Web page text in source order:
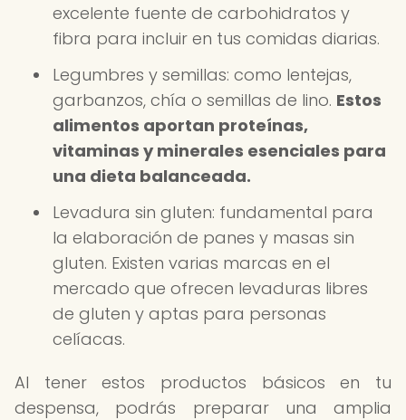
excelente fuente de carbohidratos y
fibra para incluir en tus comidas diarias.
Legumbres y semillas: como lentejas,
garbanzos, chía o semillas de lino. Estos
alimentos aportan proteínas,
vitaminas y minerales esenciales para
una dieta balanceada.
Levadura sin gluten: fundamental para
la elaboración de panes y masas sin
gluten. Existen varias marcas en el
mercado que ofrecen levaduras libres
de gluten y aptas para personas
celíacas.
Al tener estos productos básicos en tu
despensa, podrás preparar una amplia